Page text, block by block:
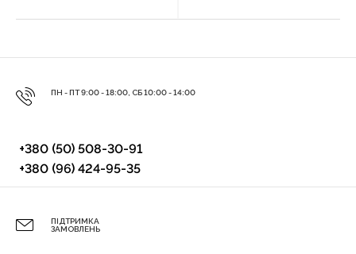
ПН - ПТ 9:00 - 18:00, СБ 10:00 - 14:00
+380 (50) 508-30-91
+380 (96) 424-95-35
ПІДТРИМКА
ЗАМОВЛЕНЬ